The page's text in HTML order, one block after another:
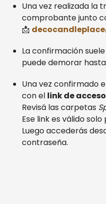
Una vez realizada la
comprobante junto
📩
La confirmación
puede demorar hasta
Una vez confirmado
con el link de acceso
Revisá las carpetas
Ese link es válido
Luego accederás
contraseña.